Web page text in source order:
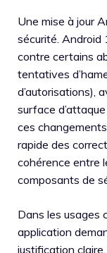
Une mise à jour
sécurité. Android
contre certains
tentatives
d’autorisations),
surface
ces
rapide des
cohérence entre
composants de
Dans les usages
application
justification